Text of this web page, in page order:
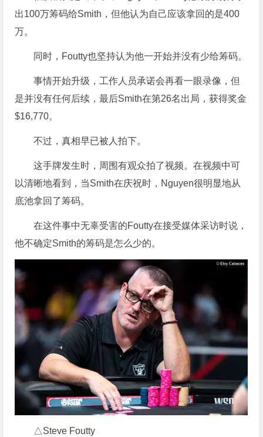
出100万筹码给Smith，但他认为自己应该拿回的是400
万。
同时，Foutty也坚持认为他一开始并没有少给筹码。
事情开始升级，工作人员承诺会再看一眼录像，但
是并没有任何后续，最后Smith在第26名出局，获得奖金
$16,770。
不过，真相早已被人拍下。
这手牌发生时，周围有观众拍了视频。在视频中可
以清晰地看到，当Smith在庆祝时，Nguyen很明显地从
底池拿回了筹码。
在这件事中无辜受害的Foutty在接受媒体采访时说，
他不确定Smith的筹码是怎么少的。
△Steve Foutty